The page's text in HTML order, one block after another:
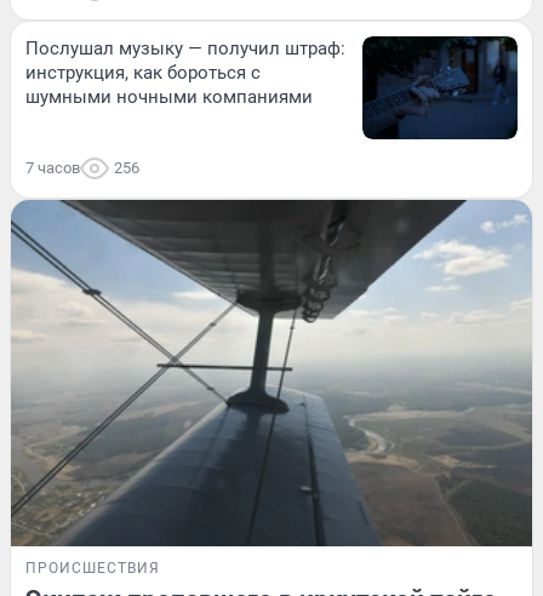
Послушал музыку — получил штраф:
инструкция, как бороться с
шумными ночными компаниями
7 часов 256
ПРОИСШЕСТВИЯ